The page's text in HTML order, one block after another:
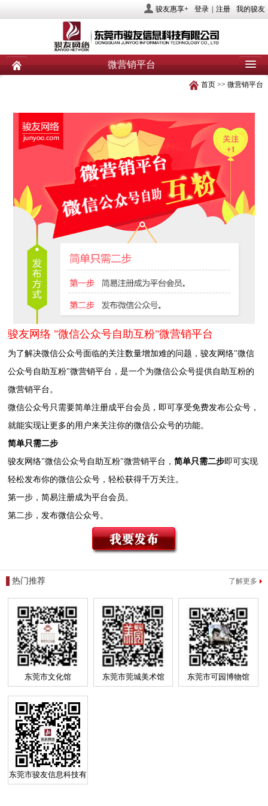
骏友惠享+ 登录 注册 我的骏友
微营销平台
新闻
产品 业务服务 社会责任
人力资源 投资者关系 联系我们
首页 >> 微营销平台
骏友网络 "微信公众号自助互粉"微营销平台
为了解决微信公众号面临的关注数量增加难的问题，骏友网络"微信
公众号自助互粉"微营销平台，是一个为微信公众号提供自助互粉的
微营销平台。
微信公众号只需要简单注册成平台会员，即可享受免费发布公众号，
就能实现让更多的用户来关注你的微信公众号的功能。
简单只需二步
骏友网络"微信公众号自助互粉"微营销平台，简单只需二步即可实现
轻松发布你的微信公众号，轻松获得千万关注。
第一步，简易注册成为平台会员。
第二步，发布微信公众号。
热门推荐 了解更多
东莞市文化馆 东莞市莞城美术馆 东莞市可园博物馆
东莞市骏友信息科技有